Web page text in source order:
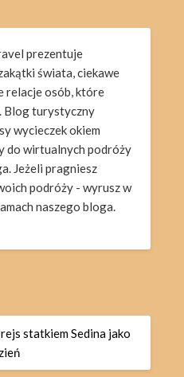
prezentuje
świata, ciekawe
relacje osób, które
Blog turystyczny
wycieczek okiem
do wirtualnych podróży
Jeżeli pragniesz
podróży - wyrusz w
naszego bloga.
statkiem Sedina jako